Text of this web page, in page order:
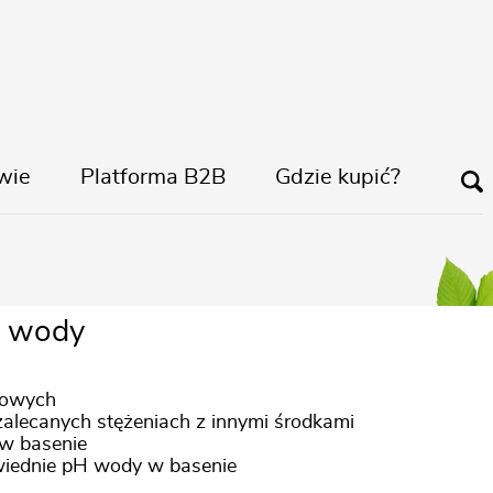
Platforma B2B Gdzie kupić?
wody
stężeniach z innymi środkami
basenie
pH wody w basenie